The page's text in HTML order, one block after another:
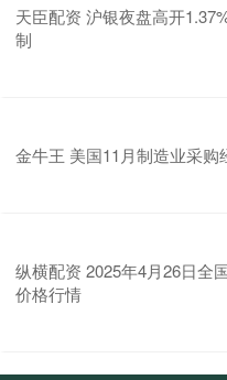
天臣配资 沪银夜盘高开
制
金牛王 美国11月制造业采购
纵横配资 2025年4月26日全
价格行情